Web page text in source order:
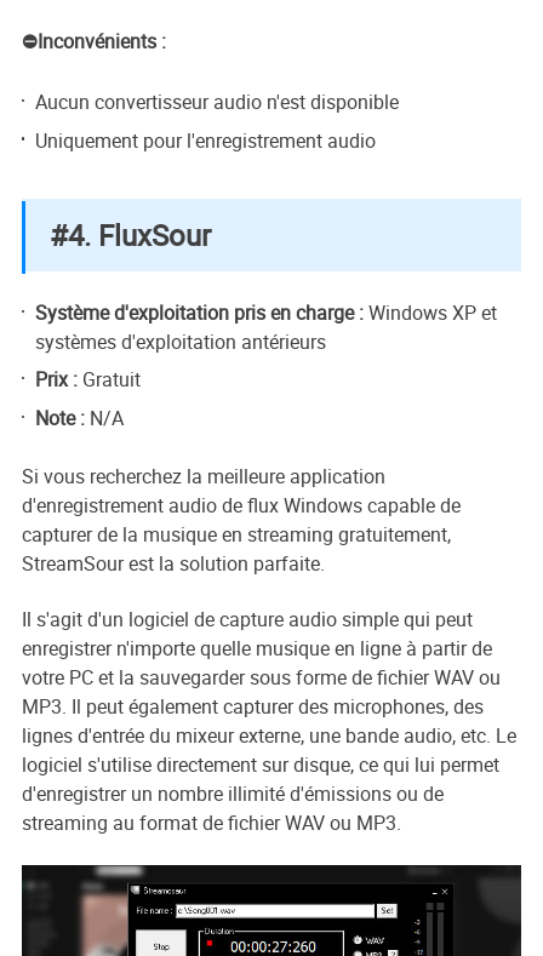
⛔Inconvénients :
Aucun convertisseur audio n'est disponible
Uniquement pour l'enregistrement audio
#4. FluxSour
Système d'exploitation pris en charge :Windows XP et
systèmes d'exploitation antérieurs
Prix : Gratuit
Note : N/A
Si vous recherchez la meilleure application
d'enregistrement audio de flux Windows capable de
capturer de la musique en streaming gratuitement,
StreamSour est la solution parfaite.
Il s'agit d'un logiciel de capture audio simple qui peut
enregistrer n'importe quelle musique en ligne à partir de
votre PC et la sauvegarder sous forme de fichier WAV ou
MP3. Il peut également capturer des microphones, des
lignes d'entrée du mixeur externe, une bande audio, etc. Le
logiciel s'utilise directement sur disque, ce qui lui permet
d'enregistrer un nombre illimité d'émissions ou de
streaming au format de fichier WAV ou MP3.